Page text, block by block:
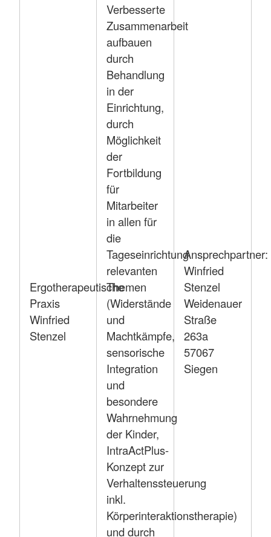
Ergotherapeutische
Praxis
Winfried
Stenzel
Verbesserte
Zusammenarbeit
aufbauen
durch
Behandlung
in der
Einrichtung,
durch
Möglichkeit
der
Fortbildung
für
Mitarbeiter
in allen für
die
Tageseinrichtung
relevanten
Themen
(Widerstände
und
Machtkämpfe,
sensorische
Integration
und
besondere
Wahrnehmung
der Kinder,
IntraActPlus-
Konzept zur
Verhaltenssteuerung
inkl.
Körperinteraktionstherapie)
und durch
Ansprechpartner:
Winfried
Stenzel
Weidenauer
Straße
263a
57067
Siegen